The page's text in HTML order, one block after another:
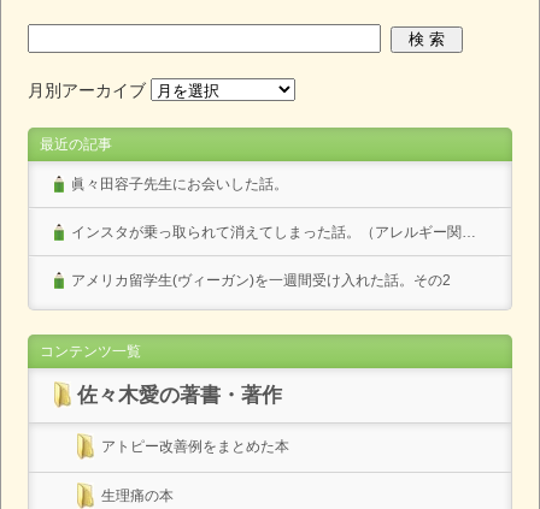
月別アーカイブ
最近の記事
眞々田容子先生にお会いした話。
インスタが乗っ取られて消えてしまった話。（アレルギー関係なし）
アメリカ留学生(ヴィーガン)を一週間受け入れた話。その2
コンテンツ一覧
佐々木愛の著書・著作
アトピー改善例をまとめた本
生理痛の本